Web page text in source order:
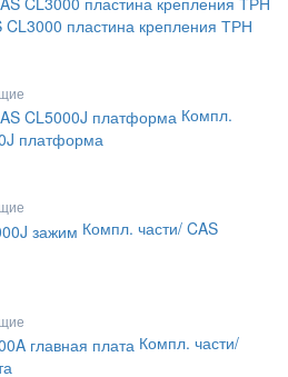
CL3000 пластина крепления ТРН
Компл.
платформа
Компл. части/ CAS
Компл. части/